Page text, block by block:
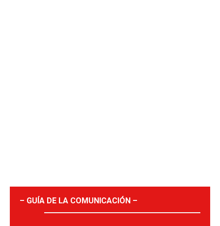
– GUÍA DE LA COMUNICACIÓN –